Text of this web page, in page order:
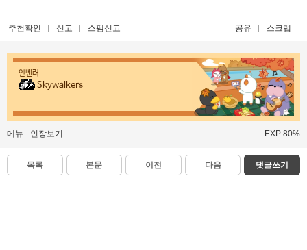
추천확인 신고 스팸신고 공유 스크랩
인벤러
Skywalkers
메뉴 인장보기 EXP 80%
목록 본문 이전 다음 댓글쓰기